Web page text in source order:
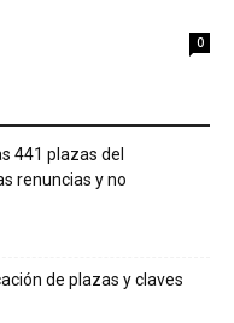
0
441 plazas del
renuncias y no
de plazas y claves